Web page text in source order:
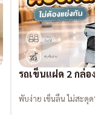
รถเข็นแฝด 2 กล่อง
พับง่าย เข็นลื่น ไม่สะดุด“ต้